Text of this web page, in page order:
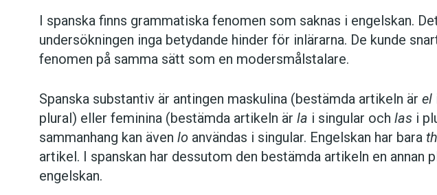
I spanska finns grammatiska fenomen som saknas i engelskan.
undersökningen inga betydande hinder för inlärarna. De kunde
fenomen på samma sätt som en modersmålstalare.
Spanska substantiv är antingen maskulina (bestämda artikeln är el
plural) eller feminina (bestämda artikeln är la i singular och las i
sammanhang kan även lo användas i singular. Engelskan har bara
artikel. I spanskan har dessutom den bestämda artikeln en annan
engelskan.